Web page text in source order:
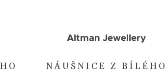
NÁUŠNICE Z BÍLÉHO
Altman Jewellery